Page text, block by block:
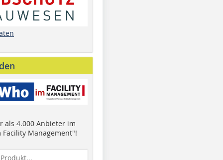
als 4.000 Anbieter im
Facility Management"!